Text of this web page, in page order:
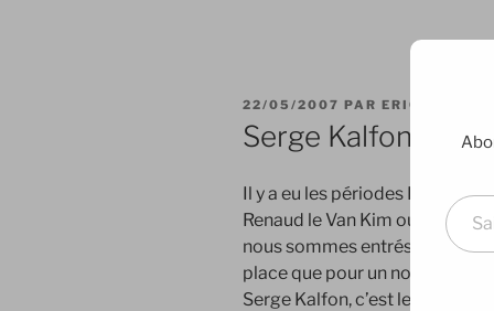
PUBLIÉ
LE
22/05/2007 PAR ERIC
Serge Kalfon
Il y a eu les périodes Remy
Renaud le Van Kim ou encore
nous sommes entrés dans
place que pour un nombre
Serge Kalfon, c’est le Serge de
Saisissez votre adresse e-